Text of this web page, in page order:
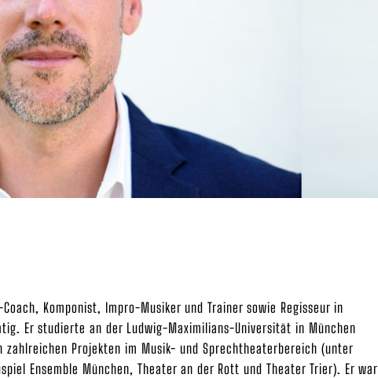
Komponist, Impro-Musiker und Trainer sowie Regisseur in
Er studierte an der Ludwig-Maximilians-Universität in München
Projekten im Musik- und Sprechtheaterbereich (unter
Ensemble München, Theater an der Rott und Theater Trier). Er war